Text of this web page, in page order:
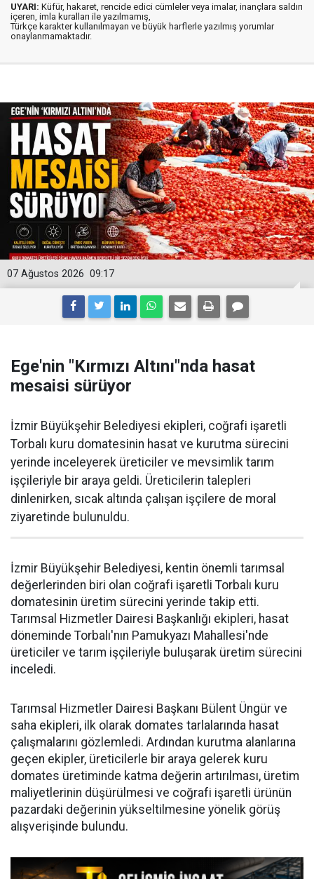
UYARI: Küfür, hakaret, rencide edici cümleler veya imalar, inançlara saldırı
içeren, imla kuralları ile yazılmamış,
Türkçe karakter kullanılmayan ve büyük harflerle yazılmış yorumlar
onaylanmamaktadır.
09:17
07 Ağustos 2026
Ege'nin "Kırmızı Altını"nda hasat
mesaisi sürüyor
İzmir Büyükşehir Belediyesi ekipleri, coğrafi işaretli
Torbalı kuru domatesinin hasat ve kurutma sürecini
yerinde inceleyerek üreticiler ve mevsimlik tarım
işçileriyle bir araya geldi. Üreticilerin talepleri
dinlenirken, sıcak altında çalışan işçilere de moral
ziyaretinde bulunuldu.
İzmir Büyükşehir Belediyesi, kentin önemli tarımsal
değerlerinden biri olan coğrafi işaretli Torbalı kuru
domatesinin üretim sürecini yerinde takip etti.
Tarımsal Hizmetler Dairesi Başkanlığı ekipleri, hasat
döneminde Torbalı'nın Pamukyazı Mahallesi'nde
üreticiler ve tarım işçileriyle buluşarak üretim sürecini
inceledi.
Tarımsal Hizmetler Dairesi Başkanı Bülent Üngür ve
saha ekipleri, ilk olarak domates tarlalarında hasat
çalışmalarını gözlemledi. Ardından kurutma alanlarına
geçen ekipler, üreticilerle bir araya gelerek kuru
domates üretiminde katma değerin artırılması, üretim
maliyetlerinin düşürülmesi ve coğrafi işaretli ürünün
pazardaki değerinin yükseltilmesine yönelik görüş
alışverişinde bulundu.